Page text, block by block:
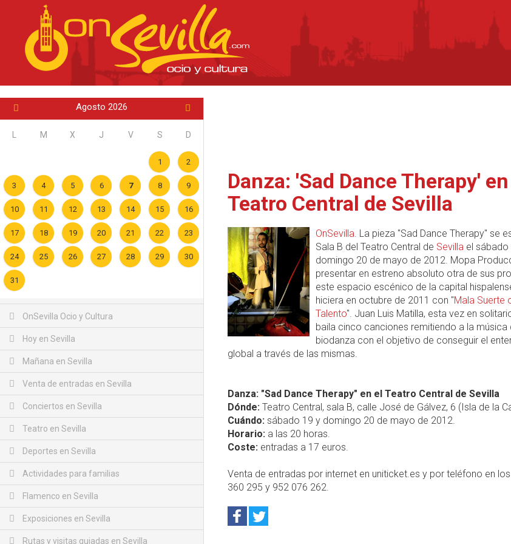
Agosto 2026
M X J V S D
1 2
3 4 5 6 7 8 9
10 11 12 13 14 15 16
17 18 19 20 21 22 23
24 25 26 27 28 29 30
31
OnSevilla Ocio y Cultura
Hoy en Sevilla
Mañana en Sevilla
Venta de entradas en Sevilla
Conciertos en Sevilla
Teatro en Sevilla
Deportes en Sevilla
Actividades para familias
Flamenco en Sevilla
Exposiciones en Sevilla
Rutas y visitas guiadas en Sevilla
Danza: 'Sad Dance Therapy'
Teatro Central de Sevilla
OnSevilla. La pieza "Sad Dance Therapy" se
Sala B del Teatro Central de Sevilla el sábado
domingo 20 de mayo de 2012. Mopa
presentar en estreno absoluto otra de sus
este espacio escénico de la capital
hiciera en octubre de 2011 con "Mala Suerte
Talento". Juan Luis Matilla, esta vez en
baila cinco canciones remitiendo a la música
biodanza con el objetivo de conseguir el
global a través de las mismas.
Danza: "Sad Dance Therapy" en el Teatro Central de Sevilla
Dónde: Teatro Central, sala B, calle José de Gálvez, 6 (Isla de la
Cuándo: sábado 19 y domingo 20 de mayo de 2012.
Horario: a las 20 horas.
Coste: entradas a 17 euros.
Venta de entradas por internet en uniticket.es y por teléfono en
360 295 y 952 076 262.